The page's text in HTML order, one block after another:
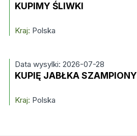
KUPIMY ŚLIWKI
Kraj: Polska
Data wysylki: 2026-07-28
KUPIĘ JABŁKA SZAMPIONY
Kraj: Polska